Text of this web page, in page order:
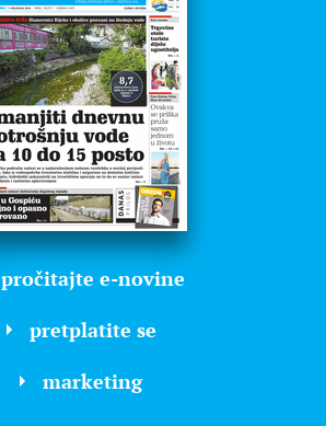
pročitajte e-novine
pretplatite se
marketing